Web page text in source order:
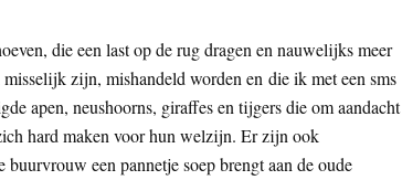
die een last op de rug dragen en nauwelijks meer
zijn, mishandeld worden en die ik met een sms
apen, neushoorns, giraffes en tijgers die om aandacht
hard maken voor hun welzijn. Er zijn ook
een pannetje soep brengt aan de oude